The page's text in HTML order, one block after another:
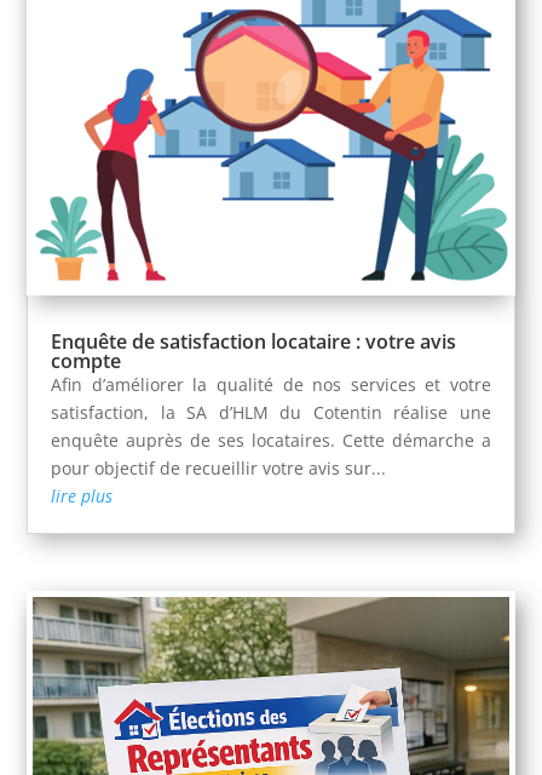
Enquête de satisfaction locataire : votre avis
compte
Afin d’améliorer la qualité de nos services et votre
satisfaction, la SA d’HLM du Cotentin réalise une
enquête auprès de ses locataires. Cette démarche a
pour objectif de recueillir votre avis sur...
lire plus